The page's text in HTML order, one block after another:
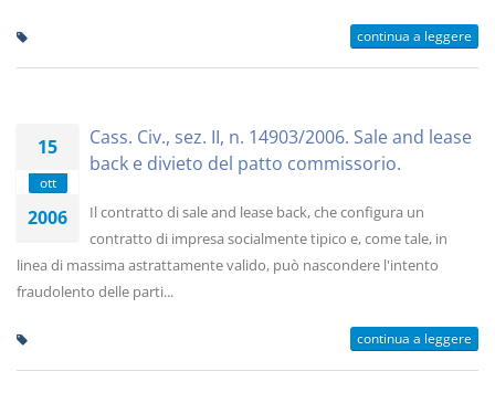
continua a leggere
15
ott
2006
Cass. Civ., sez. II, n. 14903/2006. Sale and lease
back e divieto del patto commissorio.
Il contratto di sale and lease back, che configura un
contratto di impresa socialmente tipico e, come tale, in
linea di massima astrattamente valido, può nascondere l'intento
fraudolento delle parti...
continua a leggere